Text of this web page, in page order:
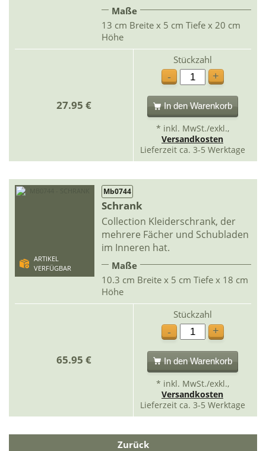
Maße
13 cm Breite x 5 cm Tiefe x 20 cm
Höhe
27.95 €
Stückzahl
-
+
In den Warenkorb
* inkl. MwSt./exkl.,
Versandkosten
Lieferzeit ca. 3-5 Werktage
ARTIKEL
VERFÜGBAR
Mb0744
Schrank
Collection Kleiderschrank, der
mehrere Fächer und Schubladen
im Inneren hat.
Maße
10.3 cm Breite x 5 cm Tiefe x 18 cm
Höhe
65.95 €
Stückzahl
-
+
In den Warenkorb
* inkl. MwSt./exkl.,
Versandkosten
Lieferzeit ca. 3-5 Werktage
Zurück